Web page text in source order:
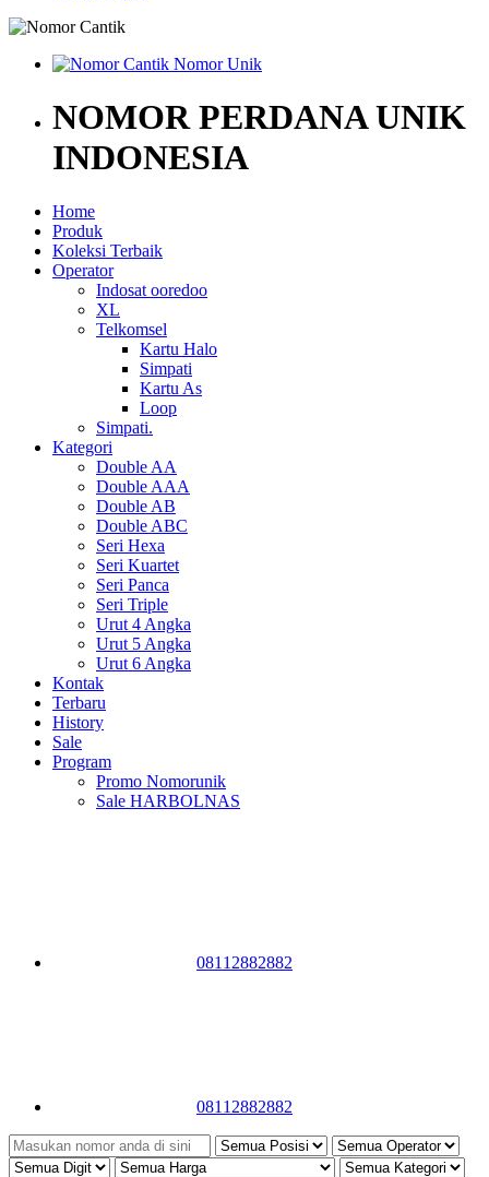
NOMOR PERDANA UNIK
INDONESIA
Home
Produk
Koleksi Terbaik
Operator
Indosat ooredoo
XL
Telkomsel
Kartu Halo
Simpati
Kartu As
Loop
Simpati.
Kategori
Double AA
Double AAA
Double AB
Double ABC
Seri Hexa
Seri Kuartet
Seri Panca
Seri Triple
Urut 4 Angka
Urut 5 Angka
Urut 6 Angka
Kontak
Terbaru
History
Sale
Program
Promo Nomorunik
Sale HARBOLNAS
08112882882
08112882882